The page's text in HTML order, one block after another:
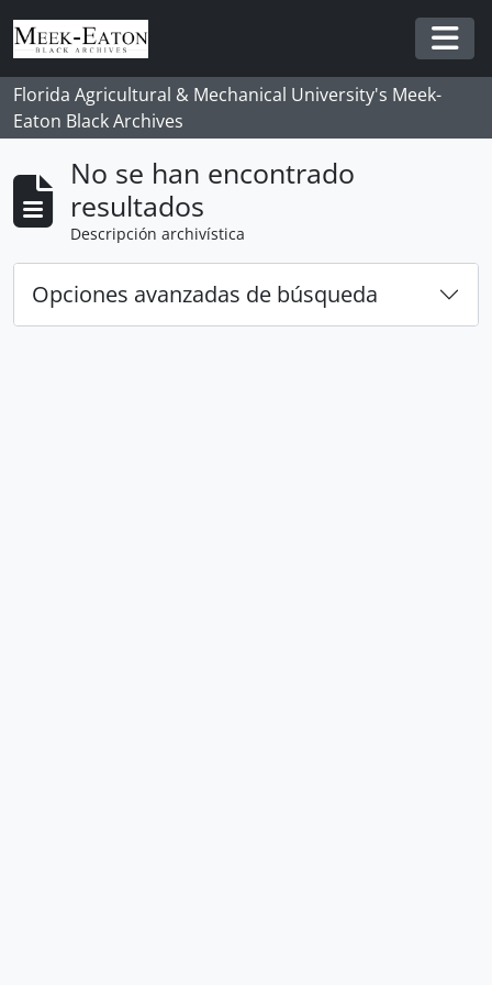
Skip to main content
Florida Agricultural & Mechanical University's Meek-
Eaton Black Archives
No se han encontrado
resultados
Descripción archivística
Opciones avanzadas de búsqueda